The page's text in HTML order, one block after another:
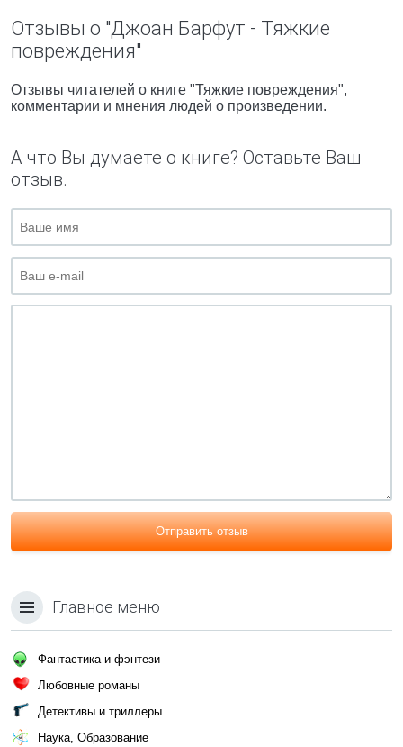
Отзывы о "Джоан Барфут - Тяжкие
повреждения"
Отзывы читателей о книге "Тяжкие повреждения",
комментарии и мнения людей о произведении.
А что Вы думаете о книге? Оставьте Ваш
отзыв.
Отправить отзыв
Главное меню
Фантастика и фэнтези
Любовные романы
Детективы и триллеры
Наука, Образование